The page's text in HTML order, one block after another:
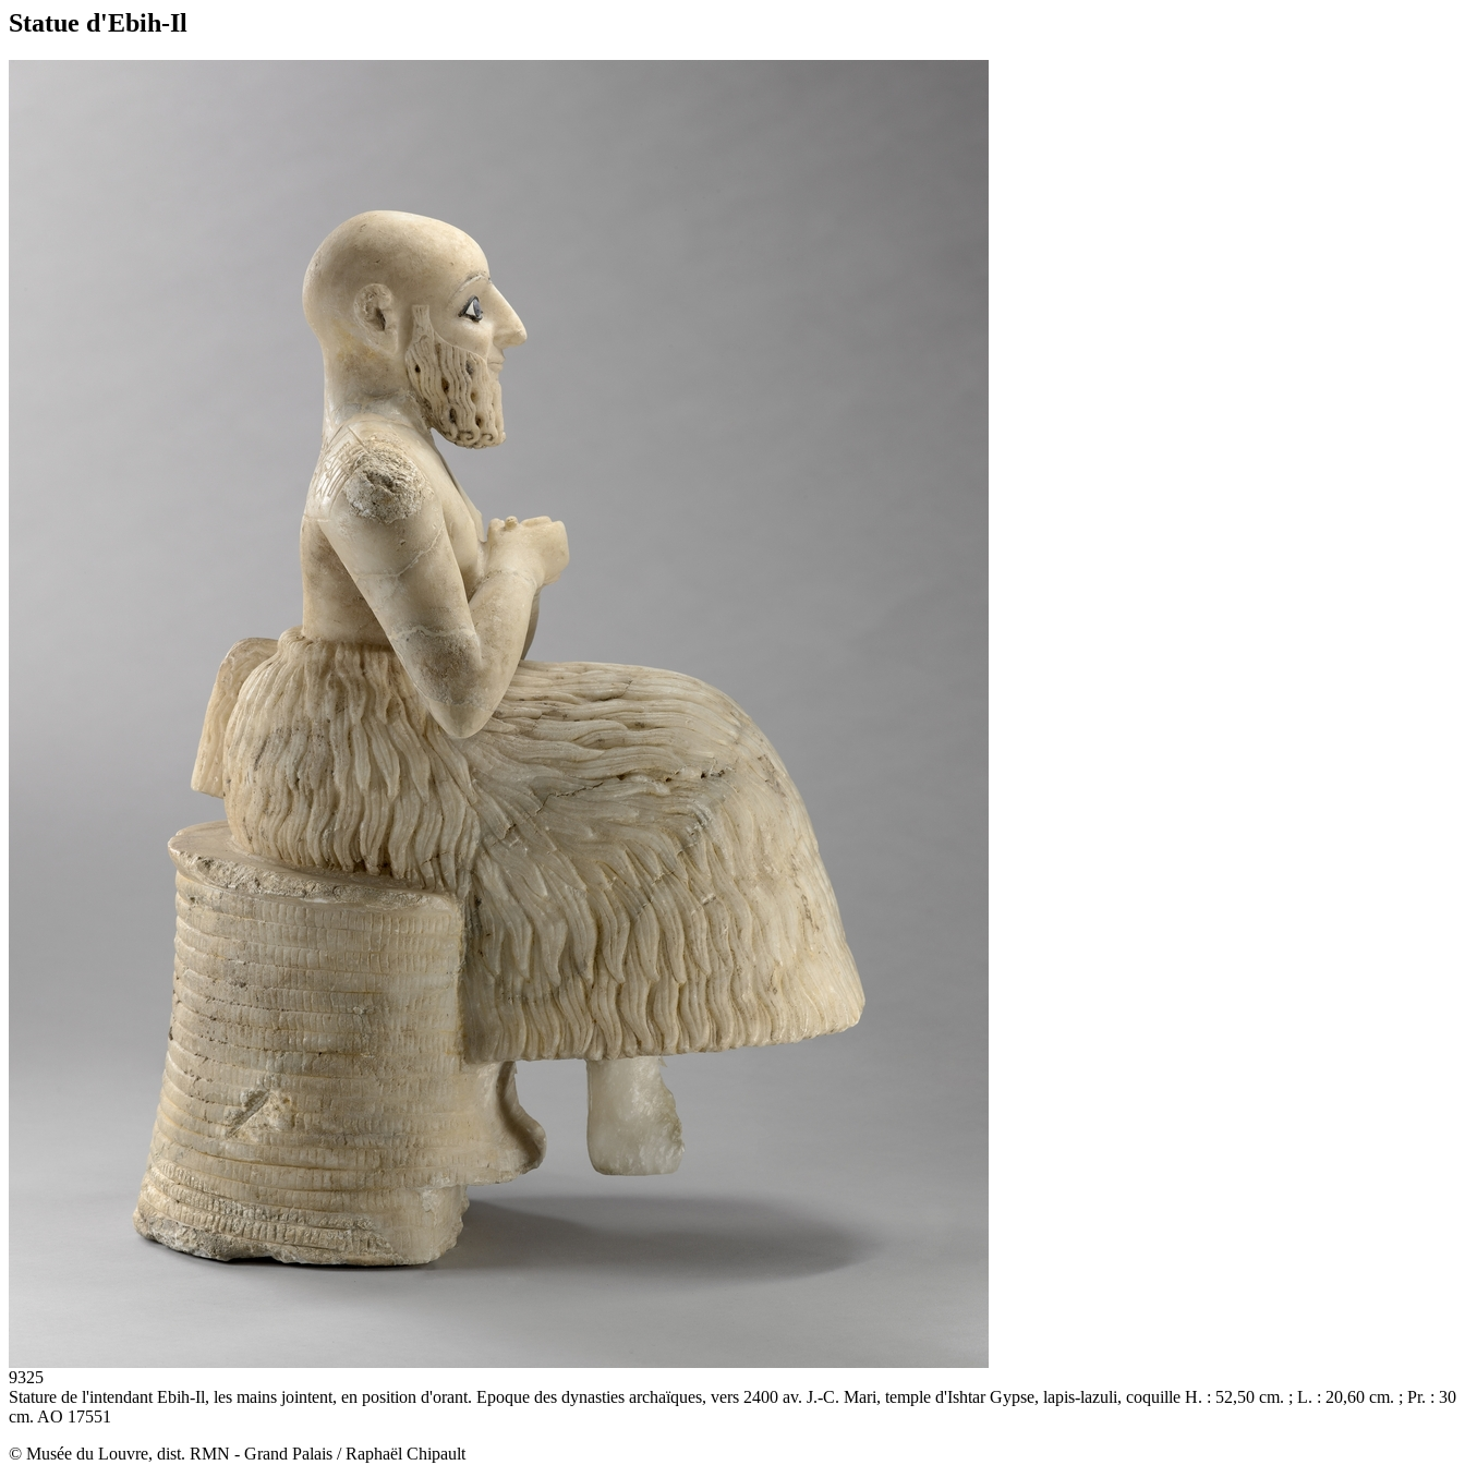
Statue d'Ebih-Il
9325
Stature de l'intendant Ebih-Il, les mains jointent, en position d'orant. Epoque des dynasties archaïques, vers 2400 av. J.-C. Mari, temple d'Ishtar Gypse, lapis-lazuli, coquille H. : 52,50 cm. ; L. : 20,60 cm. ; Pr. : 30
cm. AO 17551
© Musée du Louvre, dist. RMN - Grand Palais / Raphaël Chipault